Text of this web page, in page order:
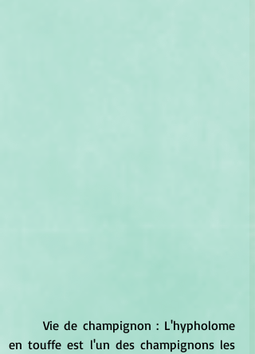
en touffe est l'un des champignons les